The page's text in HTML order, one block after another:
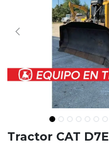
Tractor CAT D7E